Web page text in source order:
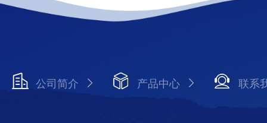
公司简介 产品中心 联系